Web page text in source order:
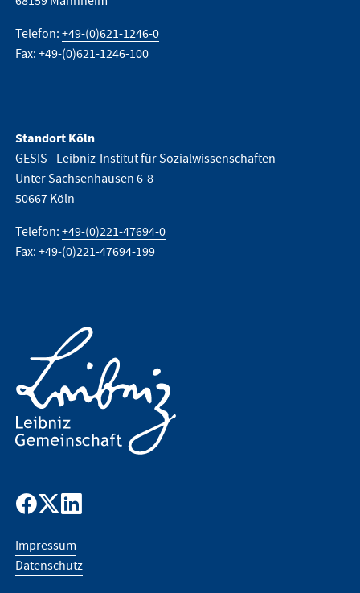
Telefon:+49-(0)621-1246-0
Fax: +49-(0)621-1246-100
Standort Köln
GESIS - Leibniz-Institut für Sozialwissenschaften
Unter Sachsenhausen 6-8
50667 Köln
Telefon:+49-(0)221-47694-0
Fax: +49-(0)221-47694-199
Impressum
Datenschutz